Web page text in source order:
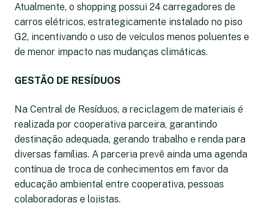
Atualmente, o shopping possui 24 carregadores de
carros elétricos, estrategicamente instalado no piso
G2, incentivando o uso de veículos menos poluentes e
de menor impacto nas mudanças climáticas.
GESTÃO DE RESÍDUOS
Na Central de Resíduos, a reciclagem de materiais é
realizada por cooperativa parceira, garantindo
destinação adequada, gerando trabalho e renda para
diversas famílias. A parceria prevê ainda uma agenda
contínua de troca de conhecimentos em favor da
educação ambiental entre cooperativa, pessoas
colaboradoras e lojistas.